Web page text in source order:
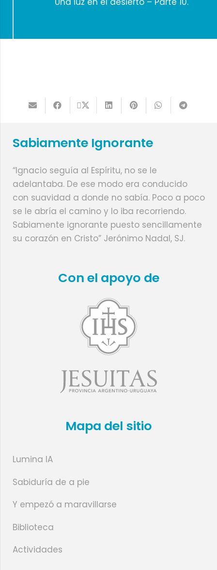
Sabiamente Ignorante
“Ignacio seguía al Espíritu, no se le
adelantaba. De ese modo era conducido
con suavidad a donde no sabía. Poco a poco
se le abría el camino y lo iba recorriendo.
Sabiamente ignorante puesto sencillamente
su corazón en Cristo” Jerónimo Nadal, SJ.
Con el apoyo de
Mapa del sitio
Lumina IA
Sabiduría de a pie
Y empezó a maravillarse
Biblioteca
Actividades